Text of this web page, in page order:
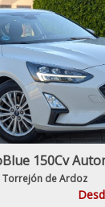
Torrejón de Ardoz